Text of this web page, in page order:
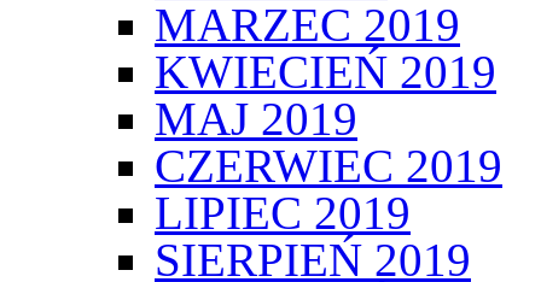
MARZEC 2019
KWIECIEŃ 2019
MAJ 2019
CZERWIEC 2019
LIPIEC 2019
SIERPIEŃ 2019